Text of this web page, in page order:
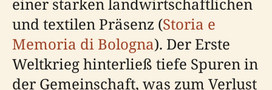
und textilen Präsenz (Storia e
Memoria di Bologna). Der Erste
Weltkrieg hinterließ tiefe Spuren in
der Gemeinschaft, was zum Verlust